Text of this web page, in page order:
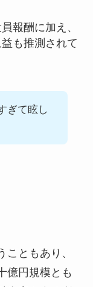
報酬に加え、
も推測されて
ぎて眩し
ともあり、
億円規模とも